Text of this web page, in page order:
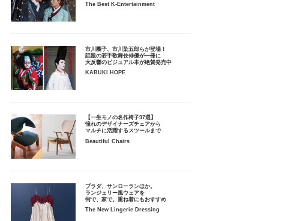
The Best K-Entertainment
市川團子、市川染五郎らが登場！
話題の若手歌舞伎俳優が一冊に
大反響のビジュアル本が絶賛発売中
KABUKI HOPE
【一生モノの名作椅子97選】
憧れのデザイナーズチェアから
マルチに活躍するスツールまで
Beautiful Chairs
プラダ、サンローランほか。
ランジェリー風ウェアを
街で、家で。重ね着にもおすすめ
The New Lingerie Dressing